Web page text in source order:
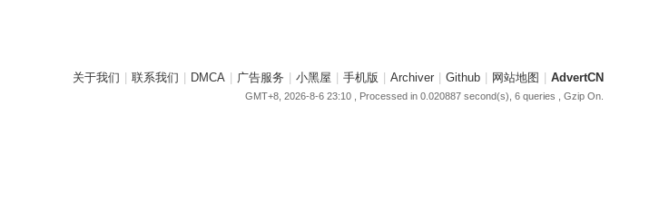
关于我们 联系我们 DMCA 广告服务 小黑屋 手机版 Archiver Github 网站地图 AdvertCN
GMT+8, 2026-8-6 23:10 , Processed in 0.020887 second(s), 6 queries , Gzip On.